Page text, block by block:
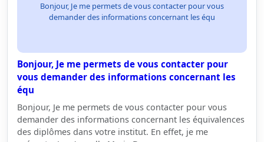
Bonjour, Je me permets de vous contacter pour vous
demander des informations concernant les équ
Bonjour, Je me permets de vous contacter pour
vous demander des informations concernant les
équ
Bonjour, Je me permets de vous contacter pour vous
demander des informations concernant les équivalences
des diplômes dans votre institut. En effet, je me